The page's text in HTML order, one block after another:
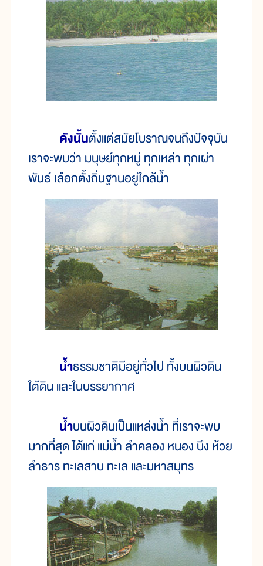
ดังนั้นตั้งแต่สมัยโบราณจนถึงปัจจุบัน
เราจะพบว่า มนุษย์ทุกหมู่ ทุกเหล่า ทุกเผ่า
พันธ์ เลือกตั้งถิ่นฐานอยู่ใกล้น้ำ
น้ำธรรมชาติมีอยู่ทั่วไป ทั้งบนผิวดิน
ใต้ดิน และในบรรยากาศ
น้ำบนผิวดินเป็นแหล่งน้ำ ที่เราจะพบ
มากที่สุด ได้แก่ แม่น้ำ ลำคลอง หนอง บึง ห้วย
ลำธาร ทะเลสาบ ทะเล และมหาสมุทร